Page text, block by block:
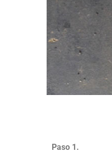
Paso 1.